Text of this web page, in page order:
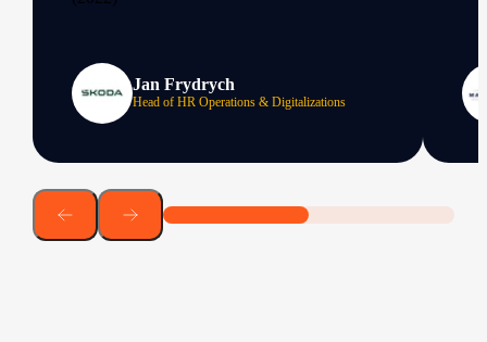
Jan Frydrych
Head of HR Operations & Digitalizations